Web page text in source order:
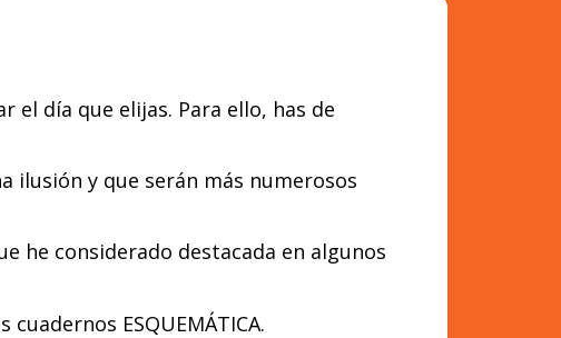
el día que elijas. Para ello, has de
ilusión y que serán más numerosos
he considerado destacada en algunos
ESQUEMÁTICA.